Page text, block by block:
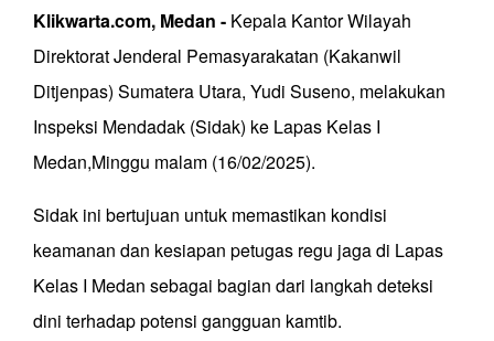
Klikwarta.com, Medan - Kepala Kantor Wilayah
Direktorat Jenderal Pemasyarakatan (Kakanwil
Ditjenpas) Sumatera Utara, Yudi Suseno, melakukan
Inspeksi Mendadak (Sidak) ke Lapas Kelas I
Medan,Minggu malam (16/02/2025).
Sidak ini bertujuan untuk memastikan kondisi
keamanan dan kesiapan petugas regu jaga di Lapas
Kelas I Medan sebagai bagian dari langkah deteksi
dini terhadap potensi gangguan kamtib.